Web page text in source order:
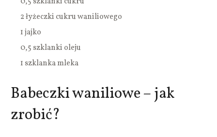
2 łyżeczki cukru waniliowego
1 jajko
0,5 szklanki oleju
1 szklanka mleka
Babeczki waniliowe – jak
zrobić?